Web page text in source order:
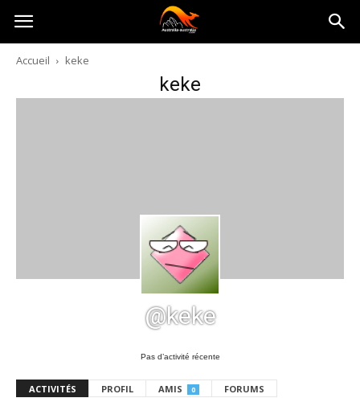
Australia-
australie.com
Accueil keke
keke
@keke
Pas d’activité récente
ACTIVITÉS PROFIL AMIS 0 FORUMS